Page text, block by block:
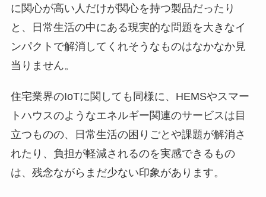
に関心が高い人だけが関心を持つ製品だったり
と、日常生活の中にある現実的な問題を大きなイ
ンパクトで解消してくれそうなものはなかなか見
当りません。
住宅業界のIoTに関しても同様に、HEMSやスマー
トハウスのようなエネルギー関連のサービスは目
立つものの、日常生活の困りごとや課題が解消さ
れたり、負担が軽減されるのを実感できるもの
は、残念ながらまだ少ない印象があります。